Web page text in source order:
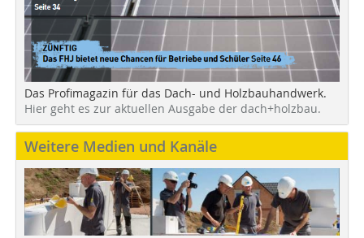
Das Profimagazin für das Dach- und Holzbauhandwerk.
Hier geht es zur aktuellen Ausgabe der dach+holzbau.
Weitere Medien und Kanäle